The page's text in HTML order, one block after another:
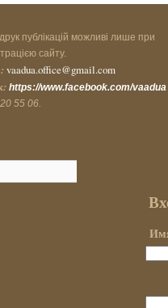
публікацій можливі лише при
сайту.
vaadua.office@gmail.com
https://www.facebook.com/vaadua
55 06.